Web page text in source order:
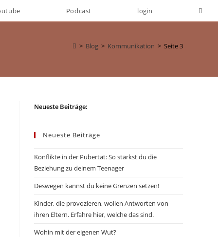
Podcast login
> Blog > Kommunikation > Seite 3
Neueste Beiträge:
Neueste Beiträge
Konflikte in der Pubertät: So stärkst du die
Beziehung zu deinem Teenager
Deswegen kannst du keine Grenzen setzen!
Kinder, die provozieren, wollen Antworten von
ihren Eltern. Erfahre hier, welche das sind.
Wohin mit der eigenen Wut?